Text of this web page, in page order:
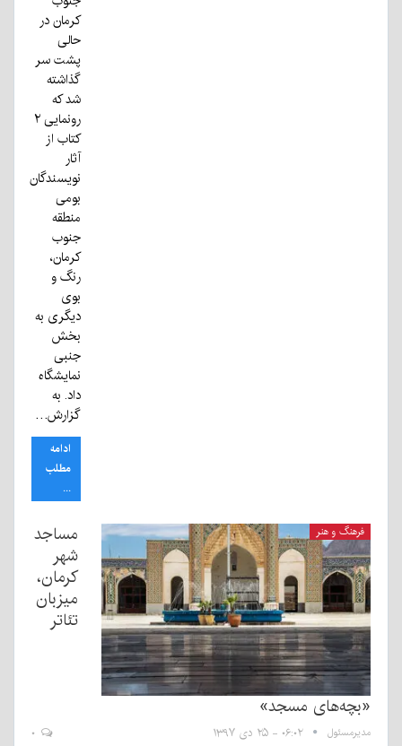
کرمان در
حالی
پشت سر
گذاشته
شد که
رونمایی ۲
کتاب از
آثار
نویسندگان
بومی
منطقه
جنوب
کرمان،
رنگ و
بوی
دیگری به
بخش
جنبی
نمایشگاه
داد. به
گزارش…
ادامه
مطلب
...
فرهنگ و هنر
مساجد
شهر
کرمان،
میزبان
تئاتر
«بچه‌های مسجد»
مدیرمسئول ۰۶:۰۲ - ۲۵ دی ۱۳۹۷